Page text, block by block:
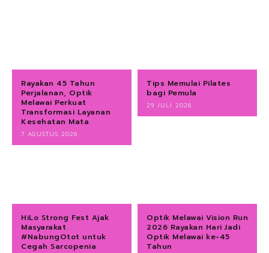
Rayakan 45 Tahun
Perjalanan, Optik
Melawai Perkuat
Transformasi Layanan
Kesehatan Mata
7 AGUSTUS 2026
Tips Memulai Pilates
bagi Pemula
29 JULI 2026
HiLo Strong Fest Ajak
Masyarakat
#NabungOtot untuk
Cegah Sarcopenia
Optik Melawai Vision Run
2026 Rayakan Hari Jadi
Optik Melawai ke-45
Tahun